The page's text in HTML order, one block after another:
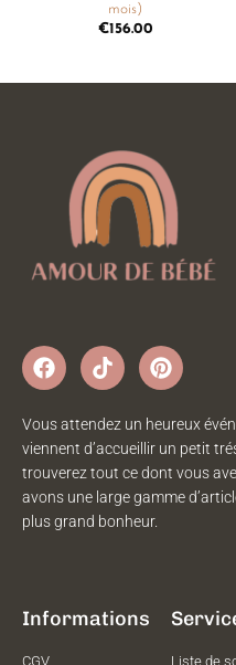
mois)
€156.00
Vous attendez un heureux
viennent d’accueillir un petit
trouverez tout ce dont vous
avons une large gamme
plus grand bonheur.
Informations
CGV Liste de